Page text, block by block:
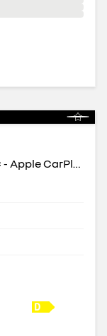
TECHNO TCe 140 MILD-HYBRID EDC - Apple CarPlay BT